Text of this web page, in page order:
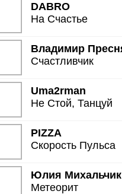
DABRO
На Счастье
Владимир
Счастливчик
Uma2rman
Не Стой, Танцуй
PIZZA
Скорость Пульса
Юлия Михальчик
Метеорит